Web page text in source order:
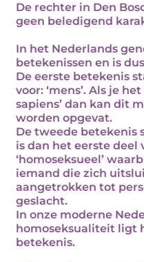
De rechter in Den
geen beledigend
In het Nederlands
betekenissen en is
De eerste betekenis
voor: ‘mens’. Als je
sapiens’ dan kan dit
worden opgevat.
De tweede betekenis
is dan het eerste deel
‘homoseksueel’
iemand die zich
aangetrokken tot
geslacht.
In onze moderne
homoseksualiteit ligt
betekenis.